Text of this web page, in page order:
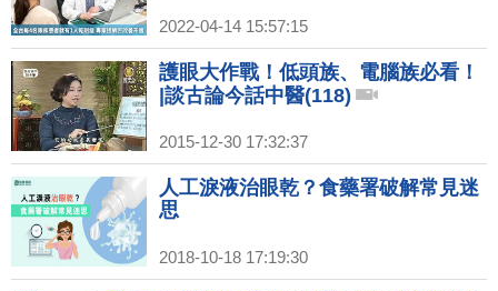
2022-04-14 15:57:15
護眼大作戰！低頭族、電腦族必看！
|談古論今話中醫(118)
2015-12-30 17:32:37
人工淚液治眼乾？食藥署破解常見迷
思
2018-10-18 17:19:30